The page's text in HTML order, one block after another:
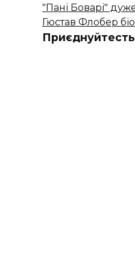
"Пані Боварі"
Гюстав Флобер